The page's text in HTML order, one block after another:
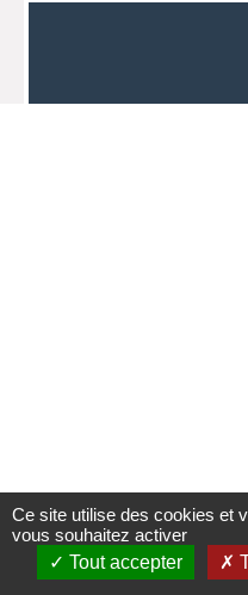
Ce site utilise des cookies et
vous souhaitez activer
Tout accepter